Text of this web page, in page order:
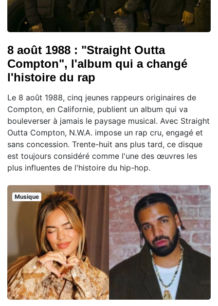
8 août 1988 : "Straight Outta
Compton", l'album qui a changé
l'histoire du rap
Le 8 août 1988, cinq jeunes rappeurs originaires de
Compton, en Californie, publient un album qui va
bouleverser à jamais le paysage musical. Avec Straight
Outta Compton, N.W.A. impose un rap cru, engagé et
sans concession. Trente-huit ans plus tard, ce disque
est toujours considéré comme l'une des œuvres les
plus influentes de l'histoire du hip-hop.
Musique